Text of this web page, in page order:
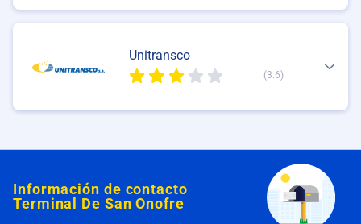
Unitransco
(3.6)
Información de contacto
Terminal De San Onofre